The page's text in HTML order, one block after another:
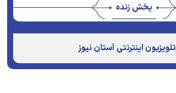
پخش زنده
تلویزیون اینترنتی آستان نیوز